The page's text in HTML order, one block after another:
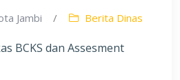
Jambi / Berita Dinas
BCKS dan Assesment